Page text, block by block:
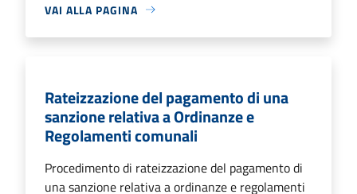
VAI ALLA PAGINA
Rateizzazione del pagamento di una
sanzione relativa a Ordinanze e
Regolamenti comunali
Procedimento di rateizzazione del pagamento di
una sanzione relativa a ordinanze e regolamenti